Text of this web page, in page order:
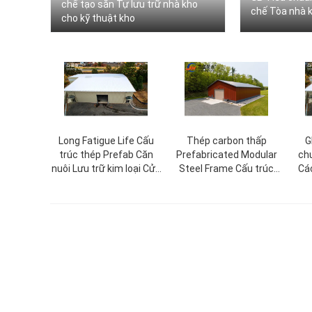
chế tạo sẵn Tự lưu trữ nhà kho
cho kỹ thuật kho
chế Tòa nhà
Long Fatigue Life Cấu
trúc thép Prefab Căn
nuôi Lưu trữ kim loại Cửa
Thép carbon thấp
Prefabricated Modular
Steel Frame Cấu trúc